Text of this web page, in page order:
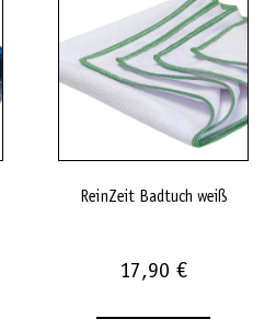
ReinZeit Badtuch weiß
17,90 €